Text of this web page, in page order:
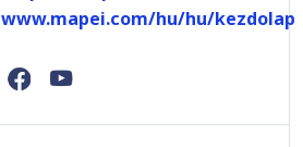
www.mapei.com/hu/hu/kezdolap